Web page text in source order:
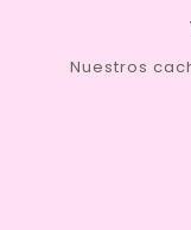
Nuestros